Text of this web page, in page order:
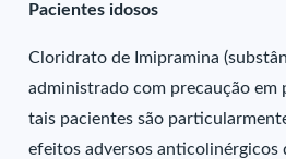
Pacientes idosos
Cloridrato de Imipramina
administrado com precaução em
tais pacientes são
efeitos adversos anticolinérgicos